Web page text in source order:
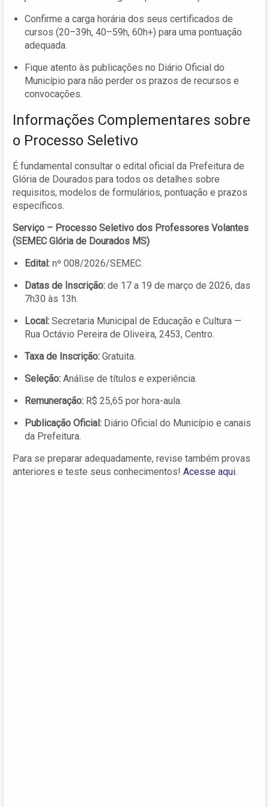
Confirme a carga horária dos seus certificados de
cursos (20–39h, 40–59h, 60h+) para uma pontuação
adequada.
Fique atento às publicações no Diário Oficial do
Município para não perder os prazos de recursos e
convocações.
Informações Complementares sobre
o Processo Seletivo
É fundamental consultar o edital oficial da Prefeitura de
Glória de Dourados para todos os detalhes sobre
requisitos, modelos de formulários, pontuação e prazos
específicos.
Serviço – Processo Seletivo dos Professores Volantes
(SEMEC Glória de Dourados MS)
Edital: nº 008/2026/SEMEC.
Datas de Inscrição: de 17 a 19 de março de 2026, das
7h30 às 13h.
Local: Secretaria Municipal de Educação e Cultura —
Rua Octávio Pereira de Oliveira, 2453, Centro.
Taxa de Inscrição: Gratuita.
Seleção: Análise de títulos e experiência.
Remuneração: R$ 25,65 por hora-aula.
Publicação Oficial: Diário Oficial do Município e canais
da Prefeitura.
Para se preparar adequadamente, revise também provas
anteriores e teste seus conhecimentos! Acesse aqui.